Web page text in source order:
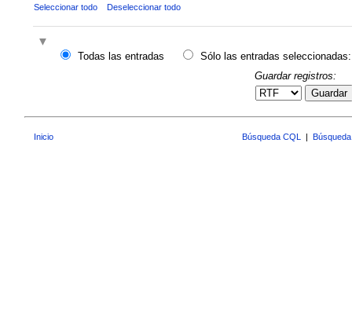
Seleccionar todo Deseleccionar todo
Todas las entradas
Sólo las entradas seleccionadas:
Guardar registros:
Guardar
Inicio Búsqueda CQL